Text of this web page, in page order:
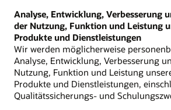
Analyse, Entwicklung, Verbesserung
der Nutzung, Funktion und Leistung
Produkte und Dienstleistungen
Wir werden möglicherweise
Analyse, Entwicklung, Verbesserung
Nutzung, Funktion und Leistung
Produkte und Dienstleistungen,
Qualitätssicherungs- und